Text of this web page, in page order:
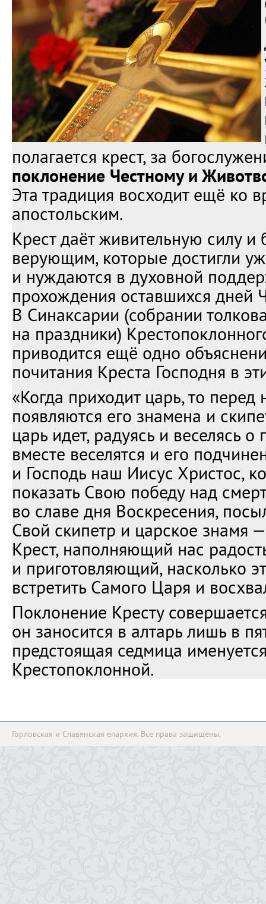
полагается крест, за
поклонение Честному и
Эта традиция восходит ещё ко
апостольским.
Крест даёт живительную силу и
верующим, которые достигли
и нуждаются в духовной
прохождения оставшихся дней
В Синаксарии (собрании
на праздники)
приводится ещё одно
почитания Креста Господня в
«Когда приходит царь, то перед
появляются его знамена и
царь идет, радуясь и веселясь
вместе веселятся и его
и Господь наш Иисус Христос,
показать Свою победу над
во славе дня Воскресения,
Свой скипетр и царское знамя
Крест, наполняющий нас
и приготовляющий, насколько
встретить Самого Царя и
Поклонение Кресту
он заносится в алтарь лишь в
предстоящая седмица
Крестопоклонной.
Горловская и Славянская епархия. Все права защищены.